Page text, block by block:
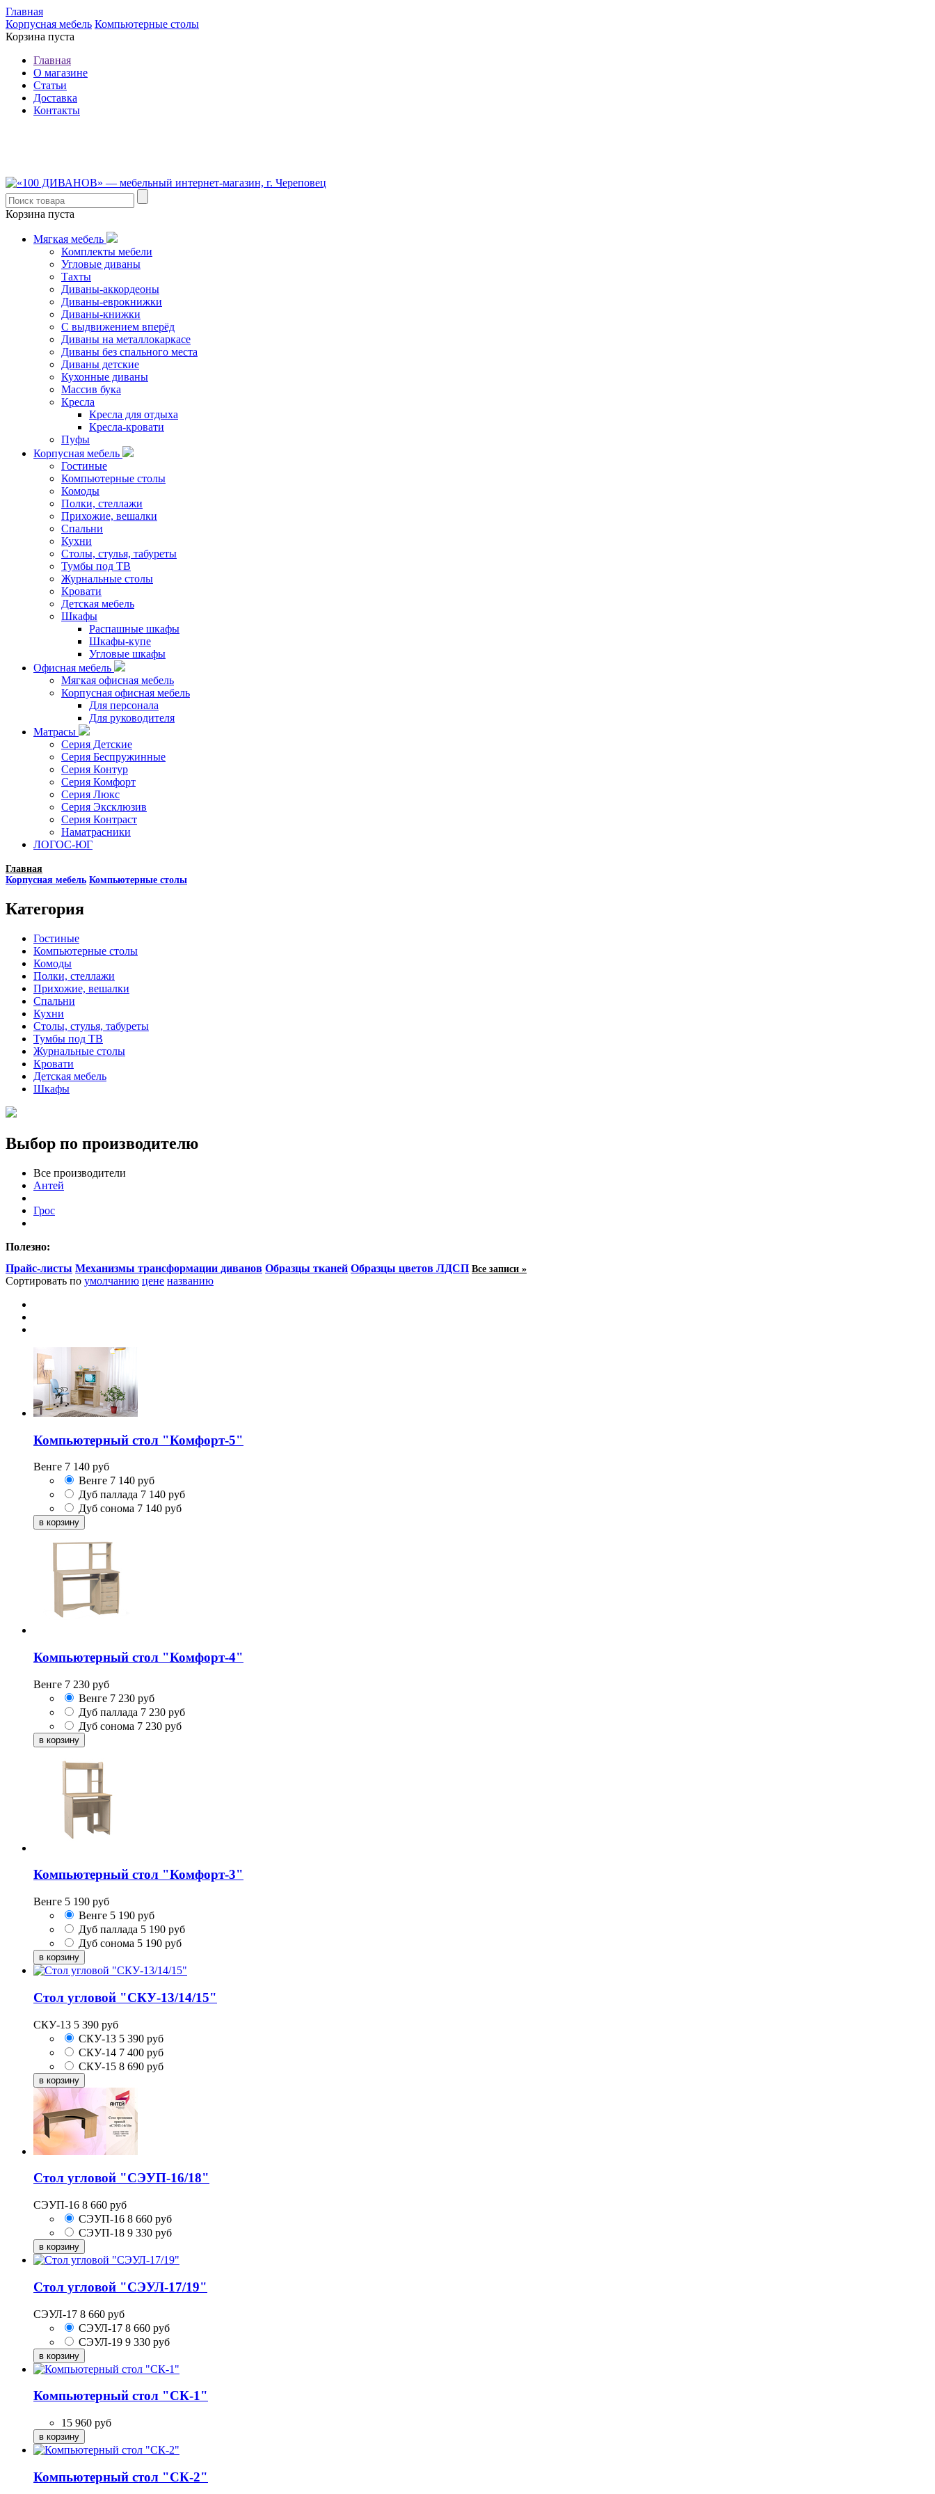
Главная
Корпусная мебель Компьютерные столы
Корзина пуста
Главная
О магазине
Статьи
Доставка
Контакты
Корзина пуста
Мягкая мебель
Комплекты мебели
Угловые диваны
Тахты
Диваны-аккордеоны
Диваны-еврокнижки
Диваны-книжки
С выдвижением вперёд
Диваны на металлокаркасе
Диваны без спального места
Диваны детские
Кухонные диваны
Массив бука
Кресла
Кресла для отдыха
Кресла-кровати
Пуфы
Корпусная мебель
Гостиные
Компьютерные столы
Комоды
Полки, стеллажи
Прихожие, вешалки
Спальни
Кухни
Столы, стулья, табуреты
Тумбы под ТВ
Журнальные столы
Кровати
Детская мебель
Шкафы
Распашные шкафы
Шкафы-купе
Угловые шкафы
Офисная мебель
Мягкая офисная мебель
Корпусная офисная мебель
Для персонала
Для руководителя
Матрасы
Серия Детские
Серия Беспружинные
Серия Контур
Серия Комфорт
Серия Люкс
Серия Эксклюзив
Серия Контраст
Наматрасники
ЛОГОС-ЮГ
Главная
Корпусная мебель Компьютерные столы
Категория
Гостиные
Компьютерные столы
Комоды
Полки, стеллажи
Прихожие, вешалки
Спальни
Кухни
Столы, стулья, табуреты
Тумбы под ТВ
Журнальные столы
Кровати
Детская мебель
Шкафы
Выбор по производителю
Все производители
Антей
Грос
Полезно:
Прайс-листы Механизмы трансформации диванов Образцы тканей Образцы цветов ЛДСП Все записи »
Сортировать по умолчанию цене названию
Компьютерный стол "Комфорт-5"
Венге 7 140 руб
Венге 7 140 руб
Дуб паллада 7 140 руб
Дуб сонома 7 140 руб
Компьютерный стол "Комфорт-4"
Венге 7 230 руб
Венге 7 230 руб
Дуб паллада 7 230 руб
Дуб сонома 7 230 руб
Компьютерный стол "Комфорт-3"
Венге 5 190 руб
Венге 5 190 руб
Дуб паллада 5 190 руб
Дуб сонома 5 190 руб
Стол угловой "СКУ-13/14/15"
СКУ-13 5 390 руб
СКУ-13 5 390 руб
СКУ-14 7 400 руб
СКУ-15 8 690 руб
Стол угловой "СЭУП-16/18"
СЭУП-16 8 660 руб
СЭУП-16 8 660 руб
СЭУП-18 9 330 руб
Стол угловой "СЭУЛ-17/19"
СЭУЛ-17 8 660 руб
СЭУЛ-17 8 660 руб
СЭУЛ-19 9 330 руб
Компьютерный стол "СК-1"
15 960 руб
Компьютерный стол "СК-2"